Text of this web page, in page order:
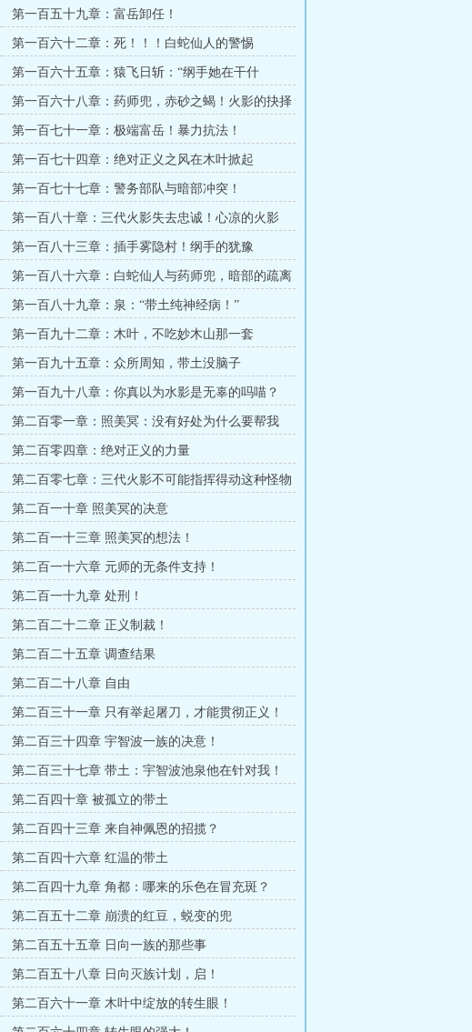
千字）
第一百五十九章：富岳卸任！
第一百六十二章：死！！！白蛇仙人的警惕
第一百六十五章：猿飞日斩：“纲手她在干什
么？！”连杀三蛇姬！
第一百六十八章：药师兜，赤砂之蝎！火影的抉择
第一百七十一章：极端富岳！暴力抗法！
第一百七十四章：绝对正义之风在木叶掀起
第一百七十七章：警务部队与暗部冲突！
第一百八十章：三代火影失去忠诚！心凉的火影
第一百八十三章：插手雾隐村！纲手的犹豫
第一百八十六章：白蛇仙人与药师兜，暗部的疏离
第一百八十九章：泉：“带土纯神经病！”
第一百九十二章：木叶，不吃妙木山那一套
第一百九十五章：众所周知，带土没脑子
第一百九十八章：你真以为水影是无辜的吗喵？
第二百零一章：照美冥：没有好处为什么要帮我
们？
第二百零四章：绝对正义的力量
第二百零七章：三代火影不可能指挥得动这种怪物
第二百一十章 照美冥的决意
第二百一十三章 照美冥的想法！
第二百一十六章 元师的无条件支持！
第二百一十九章 处刑！
第二百二十二章 正义制裁！
第二百二十五章 调查结果
第二百二十八章 自由
第二百三十一章 只有举起屠刀，才能贯彻正义！
第二百三十四章 宇智波一族的决意！
第二百三十七章 带土：宇智波池泉他在针对我！
第二百四十章 被孤立的带土
第二百四十三章 来自神佩恩的招揽？
第二百四十六章 红温的带土
第二百四十九章 角都：哪来的乐色在冒充斑？
第二百五十二章 崩溃的红豆，蜕变的兜
第二百五十五章 日向一族的那些事
第二百五十八章 日向灭族计划，启！
第二百六十一章 木叶中绽放的转生眼！